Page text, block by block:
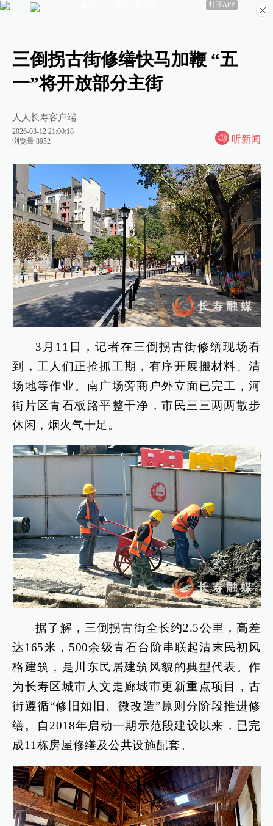
三倒拐古街修缮快马加鞭 “五
一”将开放部分主街
人人长寿客户端
2026-03-12 21:00:18
浏览量 8952
听新闻
3月11日，记者在三倒拐古街修缮现场看
到，工人们正抢抓工期，有序开展搬材料、清
场地等作业。南广场旁商户外立面已完工，河
街片区青石板路平整干净，市民三三两两散步
休闲，烟火气十足。
据了解，三倒拐古街全长约2.5公里，高差
达165米，500余级青石台阶串联起清末民初风
格建筑，是川东民居建筑风貌的典型代表。作
为长寿区城市人文走廊城市更新重点项目，古
街遵循“修旧如旧、微改造”原则分阶段推进修
缮。自2018年启动一期示范段建设以来，已完
成11栋房屋修缮及公共设施配套。
打开APP